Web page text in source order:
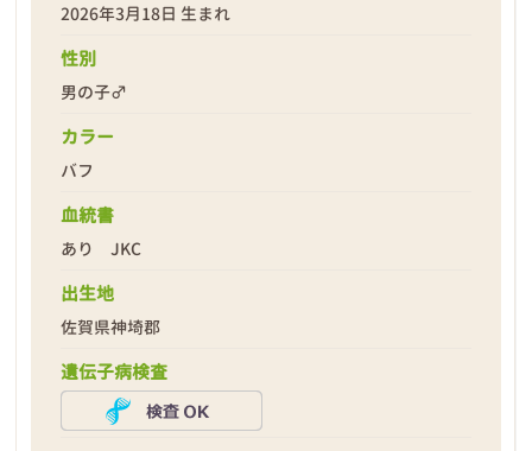
2026年3月18日 生まれ
性別
男の子♂
カラー
バフ
血統書
あり JKC
出生地
佐賀県神埼郡
遺伝子病検査